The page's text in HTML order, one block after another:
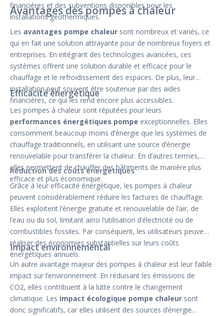
financières et des subventions disponibles pour les
installations géothermiques.
Avantages des pompes à chaleur
Les avantages pompe chaleur sont nombreux et variés, ce
qui en fait une solution attrayante pour de nombreux foyers et
entreprises. En intégrant des technologies avancées, ces
systèmes offrent une solution durable et efficace pour le
chauffage et le refroidissement des espaces. De plus, leur
installation peut souvent être soutenue par des aides
financières, ce qui les rend encore plus accessibles.
Efficacité énergétique
Les pompes à chaleur sont réputées pour leurs
performances énergétiques pompe exceptionnelles. Elles
consomment beaucoup moins d’énergie que les systèmes de
chauffage traditionnels, en utilisant une source d’énergie
renouvelable pour transférer la chaleur. En d’autres termes,
elles permettent de chauffer des bâtiments de manière plus
efficace et plus économique.
Réduction des coûts énergétiques
Grâce à leur efficacité énergétique, les pompes à chaleur
peuvent considérablement réduire les factures de chauffage.
Elles exploitent l’énergie gratuite et renouvelable de l’air, de
l’eau ou du sol, limitant ainsi l’utilisation d’électricité ou de
combustibles fossiles. Par conséquent, les utilisateurs peuvent
réaliser des économies substantielles sur leurs coûts
énergétiques annuels.
Impact environnemental
Un autre avantage majeur des pompes à chaleur est leur faible
impact sur l’environnement. En réduisant les émissions de
CO2, elles contribuent à la lutte contre le changement
climatique. Les impact écologique pompe chaleur sont
donc significatifs, car elles utilisent des sources d’énergie